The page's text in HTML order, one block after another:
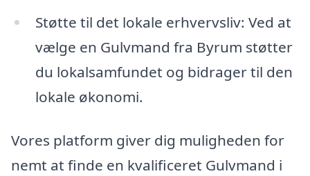
Støtte til det lokale erhvervsliv: Ved at
vælge en Gulvmand fra Byrum støtter
du lokalsamfundet og bidrager til den
lokale økonomi.
Vores platform giver dig muligheden for
nemt at finde en kvalificeret Gulvmand i